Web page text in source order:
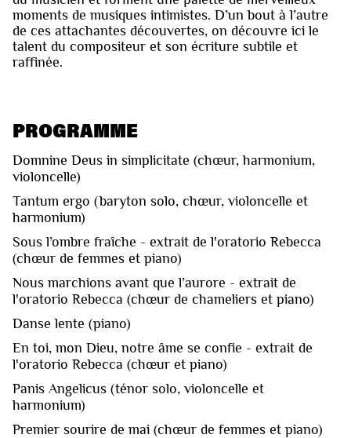
moments de musiques intimistes. D’un bout à l’autre
de ces attachantes découvertes, on découvre ici le
talent du compositeur et son écriture subtile et
raffinée.
PROGRAMME
Domnine Deus in simplicitate (chœur, harmonium,
violoncelle)
Tantum ergo (baryton solo, chœur, violoncelle et
harmonium)
Sous l’ombre fraîche - extrait de l'oratorio Rebecca
(chœur de femmes et piano)
Nous marchions avant que l’aurore - extrait de
l'oratorio Rebecca (chœur de chameliers et piano)
Danse lente (piano)
En toi, mon Dieu, notre âme se confie - extrait de
l'oratorio Rebecca (chœur et piano)
Panis Angelicus (ténor solo, violoncelle et
harmonium)
Premier sourire de mai (chœur de femmes et piano)